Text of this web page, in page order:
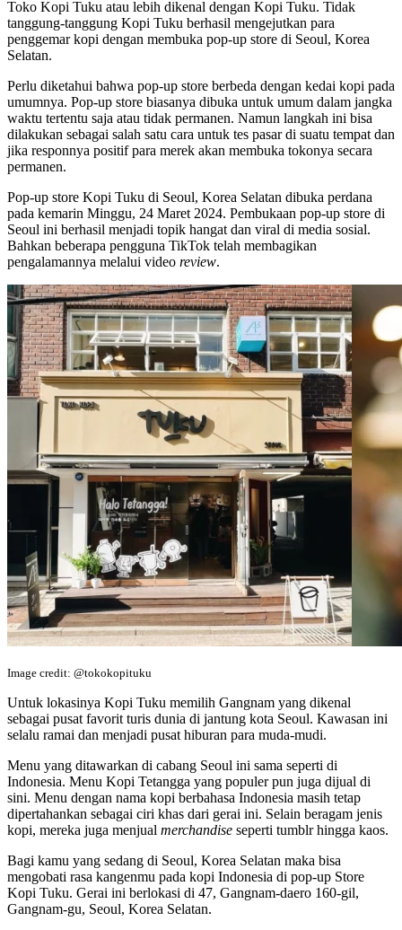
Toko Kopi Tuku atau lebih dikenal dengan Kopi Tuku. Tidak
tanggung-tanggung Kopi Tuku berhasil mengejutkan para
penggemar kopi dengan membuka pop-up store di Seoul, Korea
Selatan.
Perlu diketahui bahwa pop-up store berbeda dengan kedai kopi pada
umumnya. Pop-up store biasanya dibuka untuk umum dalam jangka
waktu tertentu saja atau tidak permanen. Namun langkah ini bisa
dilakukan sebagai salah satu cara untuk tes pasar di suatu tempat dan
jika responnya positif para merek akan membuka tokonya secara
permanen.
Pop-up store Kopi Tuku di Seoul, Korea Selatan dibuka perdana
pada kemarin Minggu, 24 Maret 2024. Pembukaan pop-up store di
Seoul ini berhasil menjadi topik hangat dan viral di media sosial.
Bahkan beberapa pengguna TikTok telah membagikan
pengalamannya melalui video review.
Image credit: @tokokopituku
Untuk lokasinya Kopi Tuku memilih Gangnam yang dikenal
sebagai pusat favorit turis dunia di jantung kota Seoul. Kawasan ini
selalu ramai dan menjadi pusat hiburan para muda-mudi.
Menu yang ditawarkan di cabang Seoul ini sama seperti di
Indonesia. Menu Kopi Tetangga yang populer pun juga dijual di
sini. Menu dengan nama kopi berbahasa Indonesia masih tetap
dipertahankan sebagai ciri khas dari gerai ini. Selain beragam jenis
kopi, mereka juga menjual merchandise seperti tumblr hingga kaos.
Bagi kamu yang sedang di Seoul, Korea Selatan maka bisa
mengobati rasa kangenmu pada kopi Indonesia di pop-up Store
Kopi Tuku. Gerai ini berlokasi di 47, Gangnam-daero 160-gil,
Gangnam-gu, Seoul, Korea Selatan.